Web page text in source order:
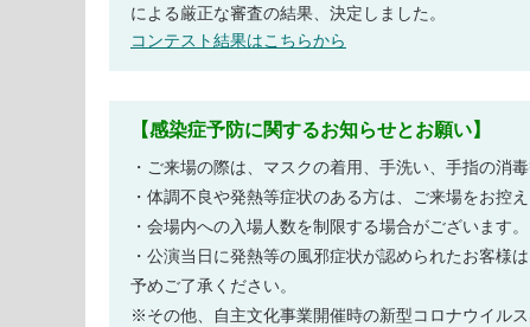
による厳正な審査の結果、決定しました。
コンテスト結果はこちらから
【感染症予防に関するお知らせとお願い】
・ご来場の際は、マスクの着用、手洗い、手指の消
・体調不良や発熱等症状のある方は、ご来場をお控え
・会場内への入場人数を制限する場合がございます。
・公演当日に発熱等の風邪症状が認められたお客様
予めご了承ください。
※その他、自主文化事業開催時の新型コロナウイル